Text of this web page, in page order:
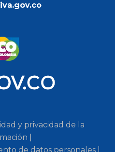
y privacidad de la
|
de datos personales |